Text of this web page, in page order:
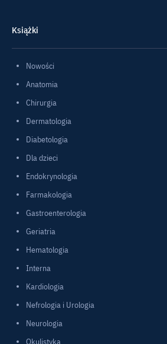
Książki
Nowości
Anatomia
Chirurgia
Dermatologia
Diabetologia
Dla dzieci
Endokrynologia
Farmakologia
Gastroenterologia
Geriatria
Hematologia
Interna
Kardiologia
Nefrologia i Urologia
Neurologia
Okulistyka